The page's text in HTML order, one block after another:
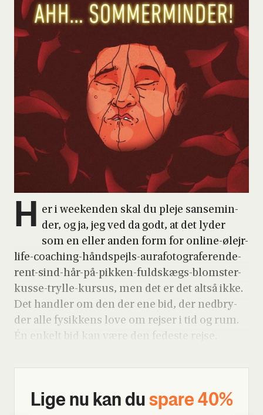
H er i wee­ken­den skal du ple­je san­se­min­
der, og ja, jeg ved da godt, at det lyder
som en eller anden form for onli­ne-ølejr-
life-coa­ching-hånd­spejls-aura­fo­to­gra­fe­ren­de-
rent-sind-hår-på-pik­ken-fuldskægs-blom­ster-
kus­se-tryl­le-kur­sus, men det er det alt­så ikke.
Det hand­ler om den der ene bid, der ned­bry­
der alle fysik­kens love om rej­ser i tid og rum.
Én enkelt bid kan være den fede­ste rej­se.
Lige nu kan du spa­re 40%